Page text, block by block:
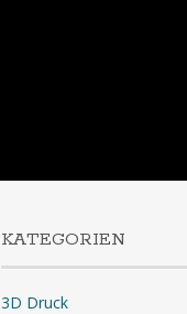
KATEGORIEN
3D Druck